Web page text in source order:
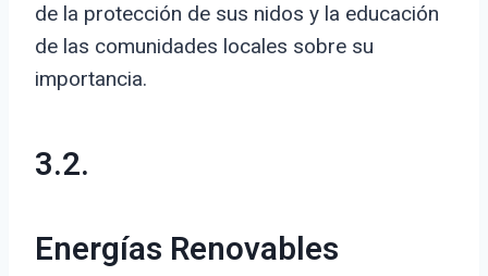
de la protección de sus nidos y la educación
de las comunidades locales sobre su
importancia.
3.2.
Energías Renovables